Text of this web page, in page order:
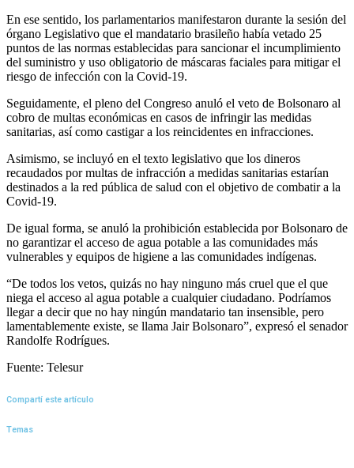
En ese sentido, los parlamentarios manifestaron durante la sesión del
órgano Legislativo que el mandatario brasileño había vetado 25
puntos de las normas establecidas para sancionar el incumplimiento
del suministro y uso obligatorio de máscaras faciales para mitigar el
riesgo de infección con la Covid-19.
Seguidamente, el pleno del Congreso anuló el veto de Bolsonaro al
cobro de multas económicas en casos de infringir las medidas
sanitarias, así como castigar a los reincidentes en infracciones.
Asimismo, se incluyó en el texto legislativo que los dineros
recaudados por multas de infracción a medidas sanitarias estarían
destinados a la red pública de salud con el objetivo de combatir a la
Covid-19.
De igual forma, se anuló la prohibición establecida por Bolsonaro de
no garantizar el acceso de agua potable a las comunidades más
vulnerables y equipos de higiene a las comunidades indígenas.
“De todos los vetos, quizás no hay ninguno más cruel que el que
niega el acceso al agua potable a cualquier ciudadano. Podríamos
llegar a decir que no hay ningún mandatario tan insensible, pero
lamentablemente existe, se llama Jair Bolsonaro”, expresó el senador
Randolfe Rodrígues.
Fuente: Telesur
Compartí este artículo
Temas